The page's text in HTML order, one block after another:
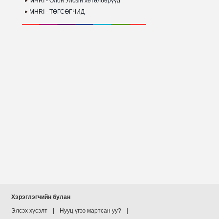
MHRI - ТӨГСӨГЧИД
Хэрэглэгчийн булан
Элсэх хүсэлт
| Нууц үгээ мартсан уу? |